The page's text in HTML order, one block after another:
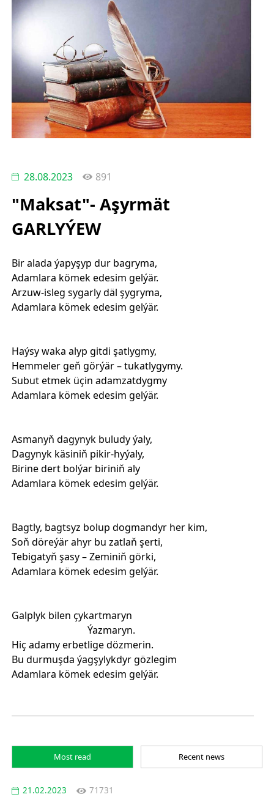
28.08.2023 891
"Maksat"- Aşyrmät
GARLYÝEW
Bir alada ýapyşyp dur bagryma,
Adamlara kömek edesim gelýär.
Arzuw-isleg sygarly däl şygryma,
Adamlara kömek edesim gelýär.
Haýsy waka alyp gitdi şatlygmy,
Hemmeler geň görýär – tukatlygymy.
Subut etmek üçin adamzatdygmy
Adamlara kömek edesim gelýär.
Asmanyň dagynyk buludy ýaly,
Dagynyk käsiniň pikir-hyýaly,
Birine dert bolýar biriniň aly
Adamlara kömek edesim gelýär.
Bagtly, bagtsyz bolup dogmandyr her kim,
Soň döreýär ahyr bu zatlaň şerti,
Tebigatyň şasy – Zeminiň görki,
Adamlara kömek edesim gelýär.
Galplyk bilen çykartmaryn
Ýazmaryn.
Hiç adamy erbetlige dözmerin.
Bu durmuşda ýagşylykdyr gözlegim
Adamlara kömek edesim gelýär.
Most read Recent news
21.02.2023 71731